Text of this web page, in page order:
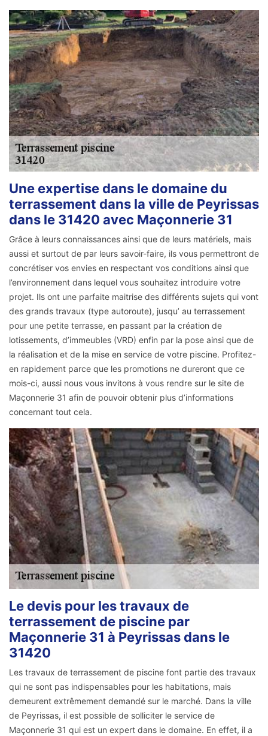
Une expertise dans le domaine du
terrassement dans la ville de Peyrissas
dans le 31420 avec Maçonnerie 31
Grâce à leurs connaissances ainsi que de leurs matériels, mais
aussi et surtout de par leurs savoir-faire, ils vous permettront de
concrétiser vos envies en respectant vos conditions ainsi que
l’environnement dans lequel vous souhaitez introduire votre
projet. Ils ont une parfaite maitrise des différents sujets qui vont
des grands travaux (type autoroute), jusqu’ au terrassement
pour une petite terrasse, en passant par la création de
lotissements, d’immeubles (VRD) enfin par la pose ainsi que de
la réalisation et de la mise en service de votre piscine. Profitez-
en rapidement parce que les promotions ne dureront que ce
mois-ci, aussi nous vous invitons à vous rendre sur le site de
Maçonnerie 31 afin de pouvoir obtenir plus d’informations
concernant tout cela.
Le devis pour les travaux de
terrassement de piscine par
Maçonnerie 31 à Peyrissas dans le
31420
Les travaux de terrassement de piscine font partie des travaux
qui ne sont pas indispensables pour les habitations, mais
demeurent extrêmement demandé sur le marché. Dans la ville
de Peyrissas, il est possible de solliciter le service de
Maçonnerie 31 qui est un expert dans le domaine. En effet, il a